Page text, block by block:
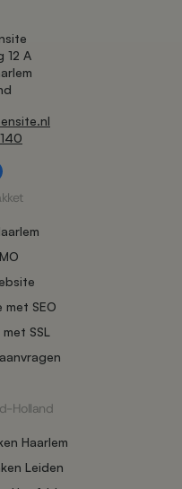
12 A
SEO
SSL
Holland
Haarlem
Leiden